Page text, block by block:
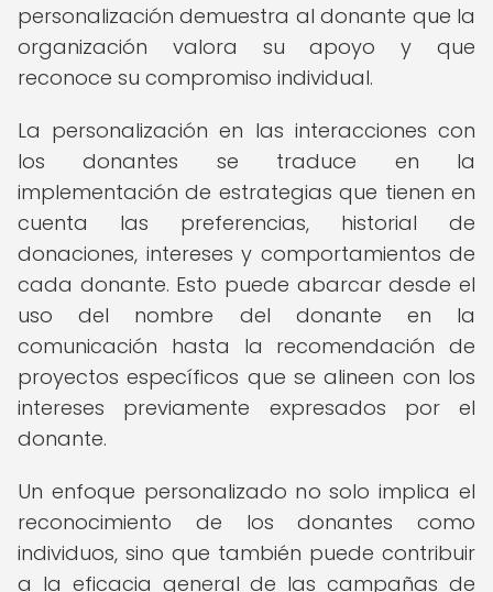
personalización demuestra al donante que la
organización valora su apoyo y que
reconoce su compromiso individual.
La personalización en las interacciones con
los donantes se traduce en la
implementación de estrategias que tienen en
cuenta las preferencias, historial de
donaciones, intereses y comportamientos de
cada donante. Esto puede abarcar desde el
uso del nombre del donante en la
comunicación hasta la recomendación de
proyectos específicos que se alineen con los
intereses previamente expresados por el
donante.
Un enfoque personalizado no solo implica el
reconocimiento de los donantes como
individuos, sino que también puede contribuir
a la eficacia general de las campañas de